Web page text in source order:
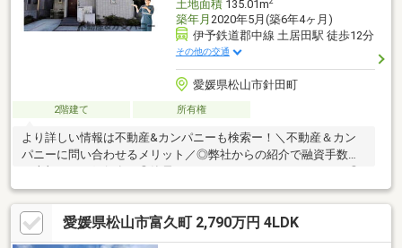
土地面積135.01m
築年月 2020年5月(築6年4ヶ月)
伊予鉄道郡中線 土居田駅 徒歩12分
その他の交通
愛媛県松山市針田町
2階建て 所有権
より詳しい情報は不動産&カンパニーも検索ー！＼不動産＆カン
パニーに問い合わせるメリット／◎弊社からの紹介で融資手数料
追加工事の提案と価格に自信があります！◎金額的に最小限で済
む買い方教えます！◎他社掲載の物件も含んでご案内ツアー可
能！物件を比較できます！◎楽しい！ってよく言われます(^^)/弊
社のHPにも書ききれない情報公開しておりますので、詳しくはそ
愛媛県松山市富久町 2,790万円 4LDK